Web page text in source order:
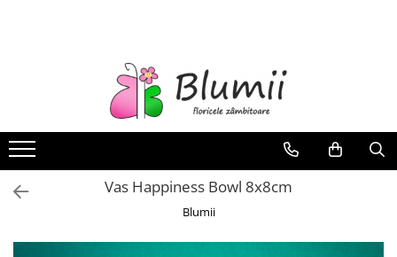
FLORI NATURALE
ARANJAMENTE
INAPOI LA SCOALA
FLORI CRIOGENATE
STATUI
Vas Happiness Bowl 8x8cm
Blumii